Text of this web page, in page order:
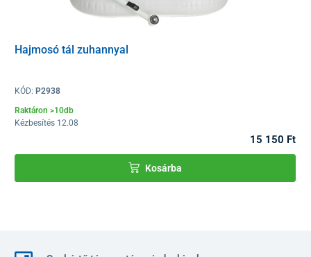
Hajmosó tál zuhannyal
KÓD: P2938
Raktáron >10db
Kézbesítés 12.08
15 150 Ft
Kosárba